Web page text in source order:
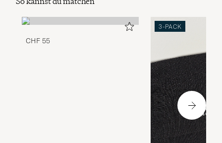
CHF 55
3-PACK